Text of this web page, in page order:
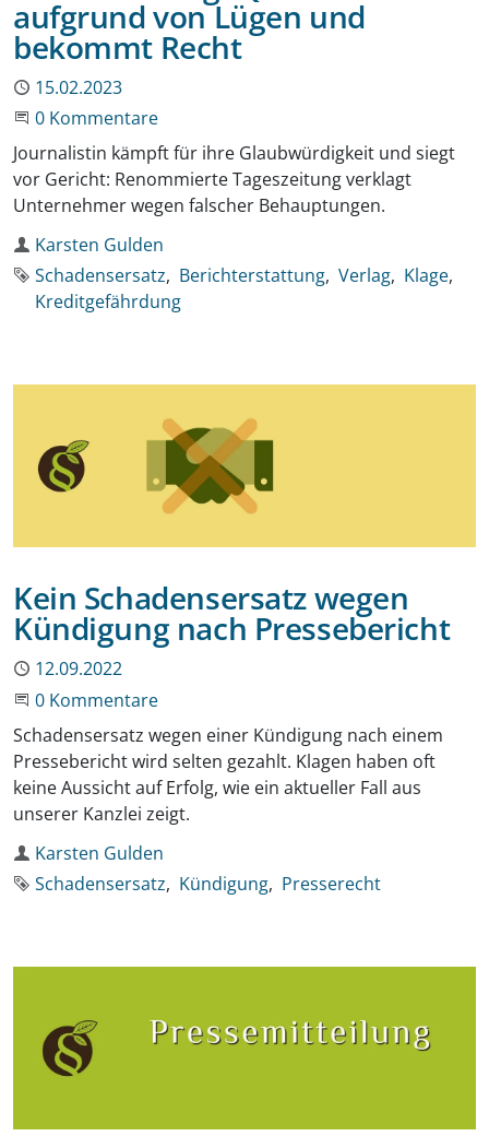
aufgrund von Lügen und
bekommt Recht
Publiziert
15.02.2023
Beginne eine Unterhaltung
0 Kommentare
Journalistin kämpft für ihre Glaubwürdigkeit und siegt
vor Gericht: Renommierte Tageszeitung verklagt
Unternehmer wegen falscher Behauptungen.
Autor
Karsten Gulden
Schlagworte
Schadensersatz Berichterstattung Verlag Klage
Kreditgefährdung
Kein Schadensersatz wegen
Kündigung nach Pressebericht
Publiziert
12.09.2022
Beginne eine Unterhaltung
0 Kommentare
Schadensersatz wegen einer Kündigung nach einem
Pressebericht wird selten gezahlt. Klagen haben oft
keine Aussicht auf Erfolg, wie ein aktueller Fall aus
unserer Kanzlei zeigt.
Autor
Karsten Gulden
Schlagworte
Schadensersatz Kündigung Presserecht